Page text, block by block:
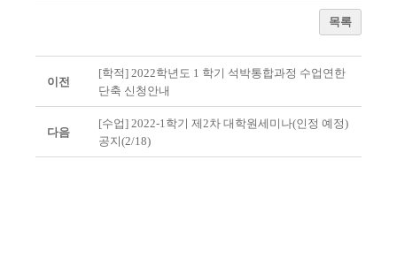
목록
이전
[학적] 2022학년도 1 학기 석박통합과정 수업연한
단축 신청안내
다음
[수업] 2022-1학기 제2차 대학원세미나(인정 예정)
공지(2/18)